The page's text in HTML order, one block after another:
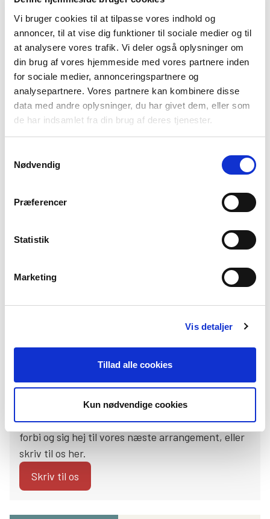
Vi bruger cookies til at tilpasse vores indhold og
annoncer, til at vise dig funktioner til sociale medier og til
at analysere vores trafik. Vi deler også oplysninger om
din brug af vores hjemmeside med vores partnere inden
for sociale medier, annonceringspartnere og
analysepartnere. Vores partnere kan kombinere disse
data med andre oplysninger, du har givet dem, eller som
de har indsamlet fra din brug af deres tjenester.
Nødvendig
Præferencer
Statistik
Marketing
Vis detaljer
Tillad alle cookies
Kun nødvendige cookies
Kontakt os
Har du spørgsmål, forslag eller andet, så skriv
endelig til os.
Støt op om vores arbejde og bliv en del af vores
mail. Du får også Pårørendeguiden ved
Meld dig ind her
Har du lyst til at være med?
Du er altid velkommen! Uanset om du har lyst til
at give en hånd med det praktiske, lytte med fra
sidelinjen – eller måske bage en kage – kan du
gøre en reel forskel sammen med os. Kom gerne
forbi og sig hej til vores næste arrangement, eller
skriv til os her.
Skriv til os